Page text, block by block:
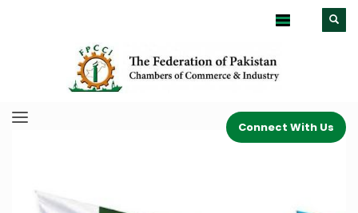
Connect With Us